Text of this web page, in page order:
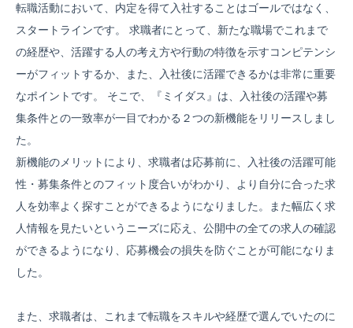
転職活動において、内定を得て入社することはゴールではなく、
スタートラインです。 求職者にとって、新たな職場でこれまで
の経歴や、活躍する人の考え方や行動の特徴を示すコンピテンシ
ーがフィットするか、また、入社後に活躍できるかは非常に重要
なポイントです。 そこで、『ミイダス』は、入社後の活躍や募
集条件との一致率が一目でわかる２つの新機能をリリースしまし
た。
新機能のメリットにより、求職者は応募前に、入社後の活躍可能
性・募集条件とのフィット度合いがわかり、より自分に合った求
人を効率よく探すことができるようになりました。また幅広く求
人情報を見たいというニーズに応え、公開中の全ての求人の確認
ができるようになり、応募機会の損失を防ぐことが可能になりま
した。
また、求職者は、これまで転職をスキルや経歴で選んでいたのに